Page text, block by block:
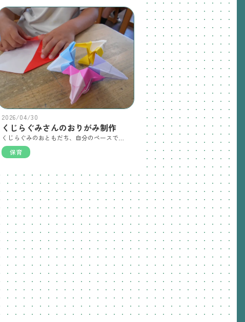
2026/04/30
くじらぐみさんのおりがみ制作
保育